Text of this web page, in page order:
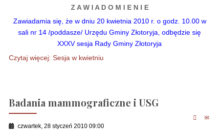
Z A W I A D O M I E N I E
Zawiadamia się, że w dniu 20 kwietnia 2010 r. o godz. 10.00 w
sali nr 14 /poddasze/ Urzędu Gminy Złotoryja, odbędzie się
XXXV sesja Rady Gminy Złotoryja
Czytaj więcej: Sesja w kwietniu
Badania mammograficzne i USG
czwartek, 28 styczeń 2010 09:00